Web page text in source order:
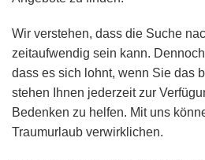
Wir verstehen, dass die Suche
zeitaufwendig sein kann.
dass es sich lohnt, wenn Sie das
stehen Ihnen jederzeit zur
Bedenken zu helfen. Mit uns
Traumurlaub verwirklichen.